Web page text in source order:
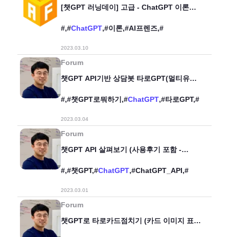
[챗GPT 러닝데이] 고급 - ChatGPT 이론
#,#ChatGPT,#이론,#AI프렌즈,#
2023.03.10
Forum
챗GPT API기반 상담봇 타로GPT(멀티유저,
#,#챗GPT로뭐하기,#ChatGPT,#타로GPT,#
2023.03.04
Forum
챗GPT API 살펴보기 (사용후기 포함 -
#,#챗GPT,#ChatGPT,#ChatGPT_API,#
2023.03.01
Forum
챗GPT로 타로카드점치기 (카드 이미지 표시